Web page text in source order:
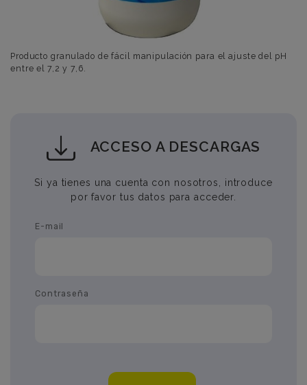
Producto granulado de fácil manipulación para el ajuste del pH
entre el 7,2 y 7,6.
ACCESO A DESCARGAS
Si ya tienes una cuenta con nosotros, introduce
por favor tus datos para acceder.
E-mail
Contraseña